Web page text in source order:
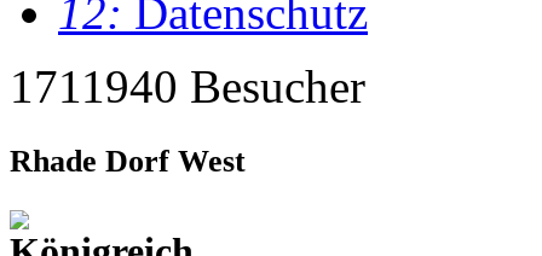
12: Datenschutz
1711940 Besucher
Rhade Dorf West